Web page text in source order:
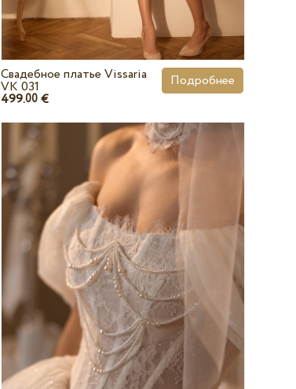
Свадебное платье Vissaria
VK 031
499.00€
Подробнее